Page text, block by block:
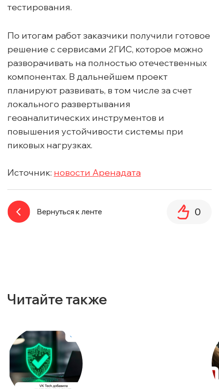
тестирования.
По итогам работ заказчики получили готовое
решение с сервисами 2ГИС, которое можно
разворачивать на полностью отечественных
компонентах. В дальнейшем проект
планируют развивать, в том числе за счет
локального развертывания
геоаналитических инструментов и
повышения устойчивости системы при
пиковых нагрузках.
Источник: новости Аренадата
Вернуться к ленте 0
Читайте также